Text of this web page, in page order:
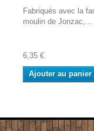
Fabriqués avec la
moulin de Jonzac,...
6,35 €
Ajouter au panier